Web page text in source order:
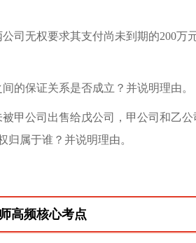
公司无权要求其支付尚未到期的200万
间的保证关系是否成立？并说明理由。
被甲公司出售给戊公司，甲公司和乙
归属于谁？并说明理由。
高频核心考点